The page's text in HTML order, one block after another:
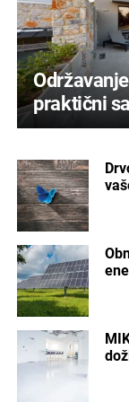
praktični